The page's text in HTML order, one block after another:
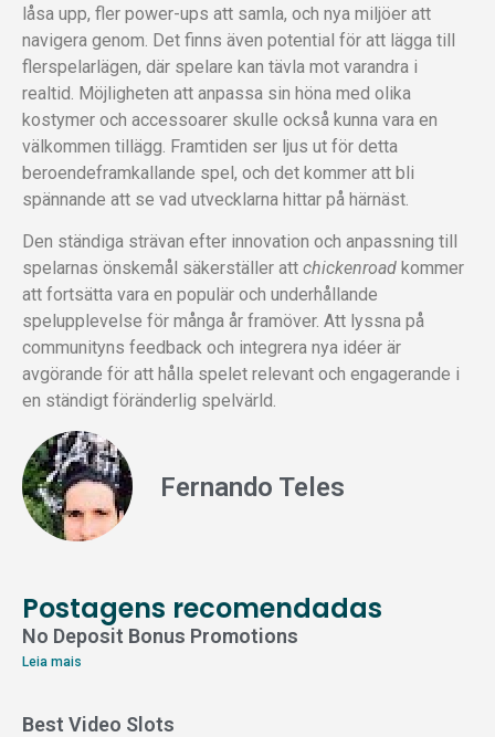
låsa upp, fler power-ups att samla, och nya miljöer att
navigera genom. Det finns även potential för att lägga till
flerspelarlägen, där spelare kan tävla mot varandra i
realtid. Möjligheten att anpassa sin höna med olika
kostymer och accessoarer skulle också kunna vara en
välkommen tillägg. Framtiden ser ljus ut för detta
beroendeframkallande spel, och det kommer att bli
spännande att se vad utvecklarna hittar på härnäst.
Den ständiga strävan efter innovation och anpassning till
spelarnas önskemål säkerställer att chickenroad kommer
att fortsätta vara en populär och underhållande
spelupplevelse för många år framöver. Att lyssna på
communityns feedback och integrera nya idéer är
avgörande för att hålla spelet relevant och engagerande i
en ständigt föränderlig spelvärld.
Fernando Teles
Postagens recomendadas
No Deposit Bonus Promotions
Leia mais
Best Video Slots